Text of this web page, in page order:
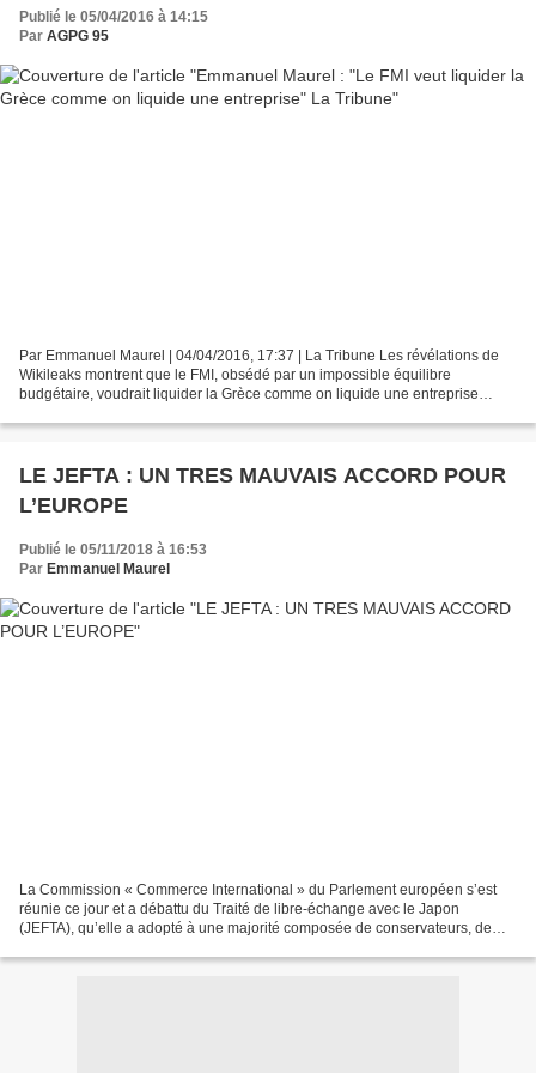
Publié le 05/04/2016 à 14:15
Par AGPG 95
Par Emmanuel Maurel | 04/04/2016, 17:37 | La Tribune Les révélations de
Wikileaks montrent que le FMI, obsédé par un impossible équilibre
budgétaire, voudrait liquider la Grèce comme on liquide une entreprise
LE JEFTA : UN TRES MAUVAIS ACCORD POUR
L’EUROPE
Publié le 05/11/2018 à 16:53
Par Emmanuel Maurel
La Commission « Commerce International » du Parlement européen s’est
réunie ce jour et a débattu du Traité de libre-échange avec le Japon
(JEFTA), qu’elle a adopté à une majorité composée de conservateurs, de